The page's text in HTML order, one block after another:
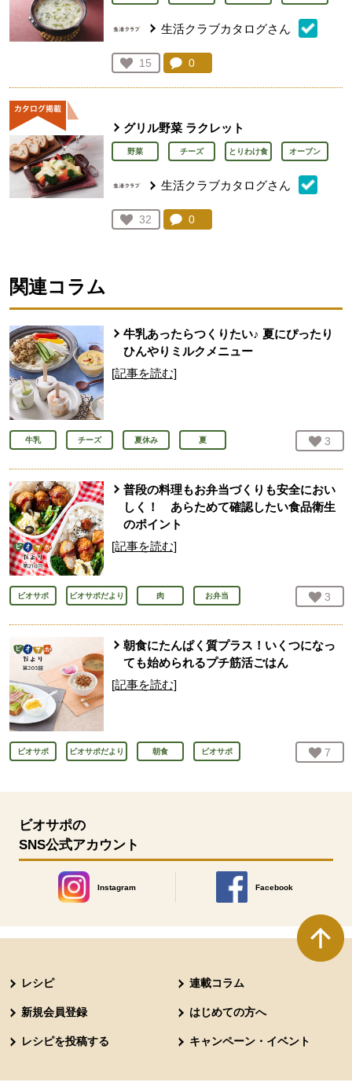
生活クラブカタログさん
お気に入り登録：
15
人が登録
コメント：
0
グリル野菜 ラクレット
野菜 チーズ とりわけ食 オーブン
生活クラブカタログさん
お気に入り登録：
32
人が登録
コメント：
0
関連コラム
牛乳あったらつくりたい♪ 夏にぴったり
ひんやりミルクメニュー
[記事を読む]
牛乳 チーズ 夏休み 夏 お気
3
普段の料理もお弁当づくりも安全におい
しく！ あらためて確認したい食品衛生
のポイント
[記事を読む]
ビオサポ ビオサポだより 肉 お弁当 お気
3
朝食にたんぱく質プラス！いくつになっ
ても始められるプチ筋活ごはん
[記事を読む]
ビオサポ ビオサポだより 朝食 ビオサポ お気
7
ビオサポの
SNS公式アカウント
Instagram
別のウィンドウで開きます。
Facebook
別のウィンドウで開きます
レシピ 連載コラム
新規会員登録 はじめての方へ
レシピを投稿する キャンペーン・イベント